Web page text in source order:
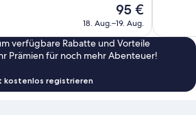
Der
Preis
beträgt
95 €
95 €
18. Aug.–19. Aug.
verfügbare Rabatte und Vorteile
Prämien für noch mehr Abenteuer!
kostenlos registrieren